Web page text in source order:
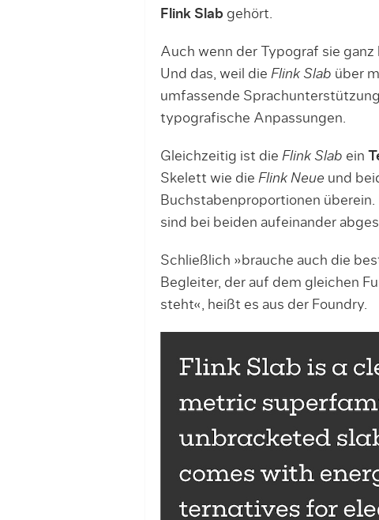
Flink Slab gehört.
Auch wenn der Typograf sie
Und das, weil die Flink Slab über
umfassende
typografische Anpassungen.
Gleichzeitig ist die Flink Slab ein
Skelett wie die Flink Neue und
Buchstabenproportionen
sind bei beiden aufeinander
Schließlich »brauche auch die
Begleiter, der auf dem gleichen
steht«, heißt es aus der Foundry.